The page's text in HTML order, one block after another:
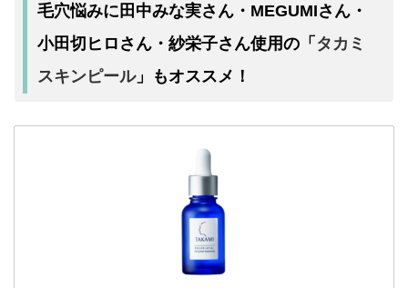
毛穴悩みに田中みな実さん・MEGUMIさん・
小田切ヒロさん・紗栄子さん使用の「 タカミ
スキンピール」もオススメ！